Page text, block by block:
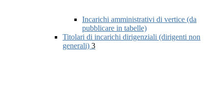
Incarichi amministrativi di vertice (da
pubblicare in tabelle)
Titolari di incarichi dirigenziali (dirigenti non
generali) 3